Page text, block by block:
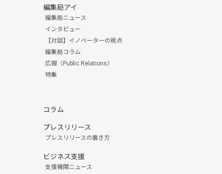
編集局アイ
編集局ニュース
インタビュー
【対談】イノベーターの視点
編集局コラム
広報（Public Relations）
特集
コラム
プレスリリース
プレスリリースの書き方
ビジネス支援
支援機関ニュース